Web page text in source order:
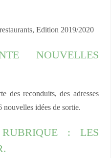
Edition 2019/2020
NOUVELLES
des reconduits, des adresses
nouvelles idées de sortie.
: LES